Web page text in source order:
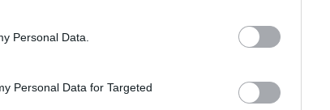
Personal Data.
Personal Data for Targeted
Mancusi